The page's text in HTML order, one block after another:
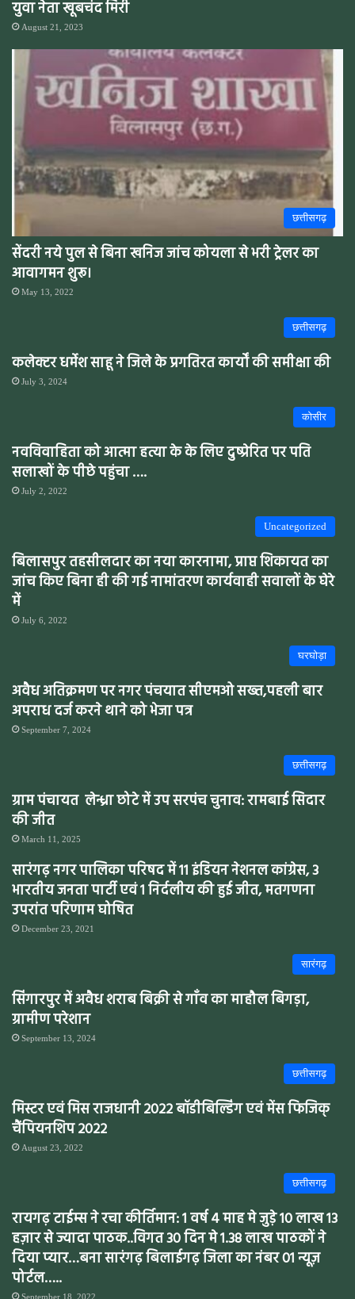
युवा नेता खूबचंद मिरी
August 21, 2023
छत्तीसगढ़
सेंदरी नये पुल से बिना खनिज जांच कोयला से भरी ट्रेलर का
आवागमन शुरू।
May 13, 2022
छत्तीसगढ़
कलेक्टर धर्मेश साहू ने जिले के प्रगतिरत कार्यों की समीक्षा की
July 3, 2024
कोसीर
नवविवाहिता को आत्मा हत्या के के लिए दुष्प्रेरित पर पति
सलाखों के पीछे पहुंचा ….
July 2, 2022
Uncategorized
बिलासपुर तहसीलदार का नया कारनामा, प्राप्त शिकायत का
जांच किए बिना ही की गई नामांतरण कार्यवाही सवालों के घेरे
में
July 6, 2022
घरघोड़ा
अवैध अतिक्रमण पर नगर पंचयात सीएमओ सख्त,पहली बार
अपराध दर्ज करने थाने को भेजा पत्र
September 7, 2024
छत्तीसगढ़
ग्राम पंचायत लेन्ध्रा छोटे में उप सरपंच चुनाव: रामबाई सिदार
की जीत
March 11, 2025
सारंगढ़ नगर पालिका परिषद में 11 इंडियन नेशनल कांग्रेस, 3
भारतीय जनता पार्टी एवं 1 निर्दलीय की हुई जीत, मतगणना
उपरांत परिणाम घोषित
December 23, 2021
सारंगढ़
सिंगारपुर में अवैध शराब बिक्री से गाँव का माहौल बिगड़ा,
ग्रामीण परेशान
September 13, 2024
छत्तीसगढ़
मिस्टर एवं मिस राजधानी 2022 बॉडीबिल्डिंग एवं मेंस फिजिक्
चैंपियनशिप 2022
August 23, 2022
छत्तीसगढ़
रायगढ़ टाईम्स ने रचा कीर्तिमान: 1 वर्ष 4 माह मे जुड़े 10 लाख 13
हज़ार से ज्यादा पाठक..विगत 30 दिन मे 1.38 लाख पाठकों ने
दिया प्यार…बना सारंगढ़ बिलाईगढ़ जिला का नंबर 01 न्यूज़
पोर्टल…..
September 18, 2022